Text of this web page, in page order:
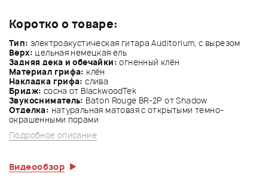
Коротко о товаре:
Тип: электроакустическая гитара Auditorium, с вырезом
Верх: цельная немецкая ель
Задняя дека и обечайки:огненный клён
Материал грифа: клён
Накладка грифа: слива
Бридж: сосна от BlackwoodTek
Звукосниматель: Baton Rouge BR-2P от Shadow
Отделка: натуральная матовая с открытыми темно-
окрашенными порами
Подробное описание
Видеообзор